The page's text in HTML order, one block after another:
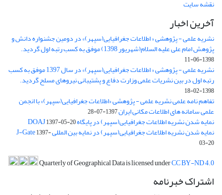
نقشه سایت
آخرین اخبار
نشریه علمی - پژوهشی « اطلاعات جغرافیایی(سپهر)» در دومین جشنواره دانش و
پژوهش امام علی علیه السلام(شهریور 1398) موفق به کسب رتبه اول گردید.
1398-06-11
نشریه علمی - پژوهشی « اطلاعات جغرافیایی(سپهر)» در سال 1397 موفق به کسب
رتبه اول در بین نشریات علمی وزارت دفاع و پشتیبانی نیروهای مسلح گردید.
1398-02-18
تفاهم نامه علمی نشریه علمی - پژوهشی «اطلاعات جغرافیایی(سپهر)» با انجمن
علمی سامانه های اطلاعات مکانی ایران1397-07-28
نمایه شدن نشریه اطلاعات جغرافیایی(سپهر) در پایگاه DOAJ1397-05-20
نمایه شدن نشریه اطلاعات جغرافیایی(سپهر) در نمایه بین المللی J-Gate1397-
03-20
Quarterly of Geographical Data is licensed underCC BY-ND 4.0
اشتراک خبرنامه